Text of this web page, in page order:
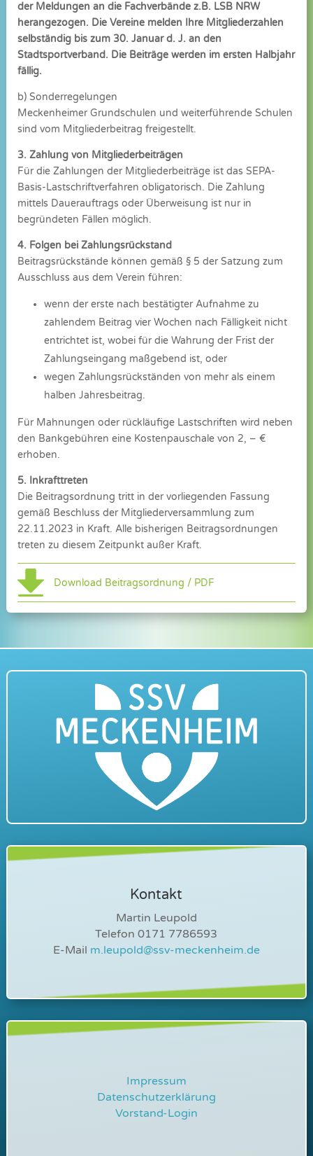
der Meldungen an die Fachverbände z.B. LSB NRW
herangezogen. Die Vereine melden Ihre Mitgliederzahlen
selbständig bis zum 30. Januar d. J. an den
Stadtsportverband. Die Beiträge werden im ersten Halbjahr
fällig.
b) Sonderregelungen
Meckenheimer Grundschulen und weiterführende Schulen
sind vom Mitgliederbeitrag freigestellt.
3. Zahlung von Mitgliederbeiträgen
Für die Zahlungen der Mitgliederbeiträge ist das SEPA-
Basis-Lastschriftverfahren obligatorisch. Die Zahlung
mittels Dauerauftrags oder Überweisung ist nur in
begründeten Fällen möglich.
4. Folgen bei Zahlungsrückstand
Beitragsrückstände können gemäß § 5 der Satzung zum
Ausschluss aus dem Verein führen:
wenn der erste nach bestätigter Aufnahme zu
zahlendem Beitrag vier Wochen nach Fälligkeit nicht
entrichtet ist, wobei für die Wahrung der Frist der
Zahlungseingang maßgebend ist, oder
wegen Zahlungsrückständen von mehr als einem
halben Jahresbeitrag.
Für Mahnungen oder rückläufige Lastschriften wird neben
den Bankgebühren eine Kostenpauschale von 2, – €
erhoben.
5. Inkrafttreten
Die Beitragsordnung tritt in der vorliegenden Fassung
gemäß Beschluss der Mitgliederversammlung zum
22.11.2023 in Kraft. Alle bisherigen Beitragsordnungen
treten zu diesem Zeitpunkt außer Kraft.
Download Beitragsordnung / PDF
Kontakt
Martin Leupold
Telefon 0171 7786593
E-Mail m.leupold@ssv-meckenheim.de
Impressum
Datenschutzerklärung
Vorstand-Login